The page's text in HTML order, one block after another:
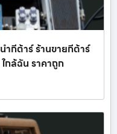
ำกีต้าร์ ร้านขายกีต้าร์
กล้ฉัน ราคาถูก